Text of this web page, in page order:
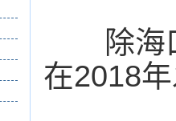
除海口
在2018